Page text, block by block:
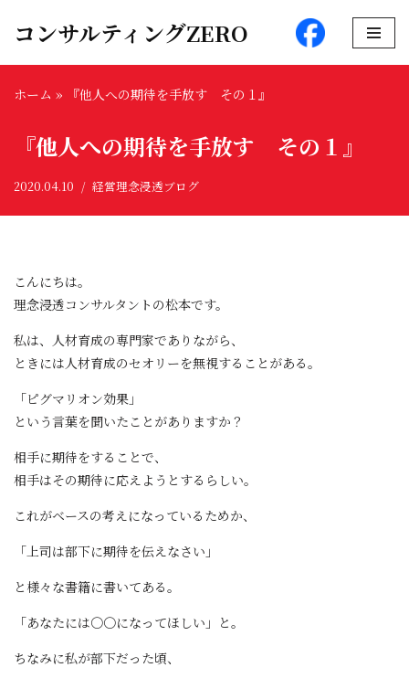
テ
ス
コンサルティングZERO
ホーム » 『他人への期待を手放す その１』
『他人への期待を手放す その１』
2020.04.10 経営理念浸透ブログ
こんにちは。
理念浸透コンサルタントの松本です。
私は、人材育成の専門家でありながら、
ときには人材育成のセオリーを無視することがある。
「ピグマリオン効果」
という言葉を聞いたことがありますか？
相手に期待をすることで、
相手はその期待に応えようとするらしい。
これがベースの考えになっているためか、
「上司は部下に期待を伝えなさい」
と様々な書籍に書いてある。
「あなたには〇〇になってほしい」と。
ちなみに私が部下だった頃、